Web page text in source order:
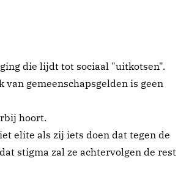
die lijdt tot sociaal "uitkotsen".
gemeenschapsgelden is geen
hoort.
elite als zij iets doen dat tegen de
stigma zal ze achtervolgen de rest